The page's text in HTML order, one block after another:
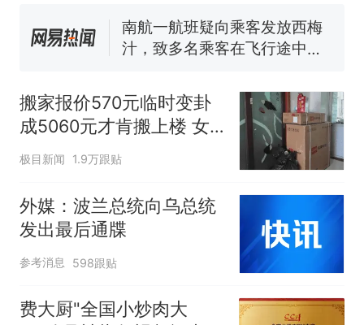
南航一航班疑向乘客发放西梅
汁，致多名乘客在飞行途中排
人只有2个厕所；客服回应：并
非每架飞机都会发放西梅汁
因老师一句“跟我回家”改写了
人生
搬家报价570元临时变卦
成5060元才肯搬上楼 女
子傻眼
极目新闻 1.9万跟贴
外媒：波兰总统向乌总统
发出最后通牒
参考消息 598跟贴
费大厨"全国小炒肉大